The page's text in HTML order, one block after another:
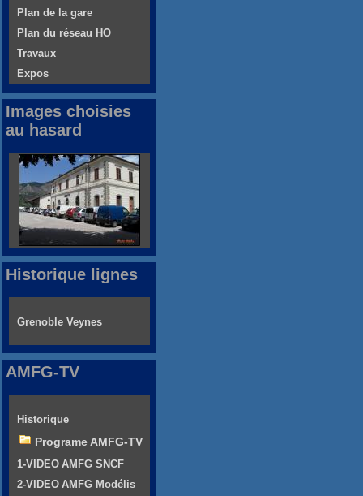
Plan de la gare
Plan du réseau HO
Travaux
Expos
Images choisies
au hasard
Historique lignes
Grenoble Veynes
AMFG-TV
Historique
Programe AMFG-TV
1-VIDEO AMFG SNCF
2-VIDEO AMFG Modélis